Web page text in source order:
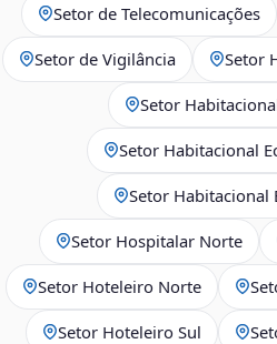
Setor de Telecomunicações
Setor de Vigilância Setor
Setor
Setor Habitacional
Setor Habitacional
Setor Hospitalar Norte
Setor Hoteleiro Norte
Setor Hoteleiro Sul